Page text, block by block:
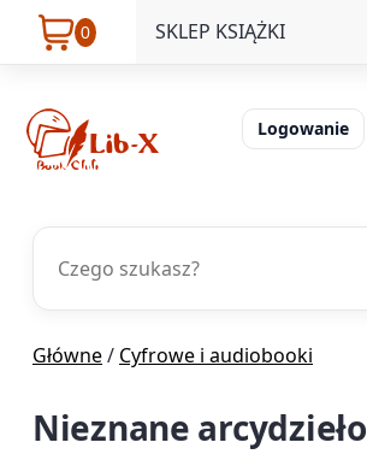
0 SKLEP KSIĄŻKI
Logowanie
Główne/ Cyfrowe i audiobooki
Nieznane arcydzieło